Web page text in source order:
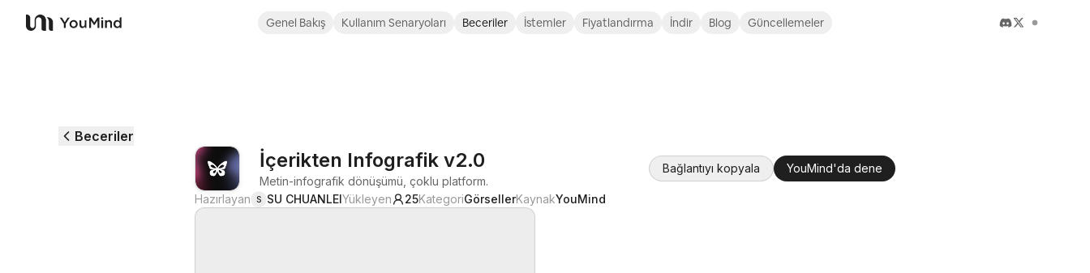
YouMind
Genel Bakış Kullanım Senaryoları Beceriler İstemler Fiyatlandırma İndir Blog Güncellemeler
Beceriler
İçerikten Infografik v2.0
Metin-infografik dönüşümü, çoklu platform.
Bağlantıyı kopyala YouMind'da dene
Hazırlayan S SU CHUANLEIYükleyen 25KategoriGörsellerKaynakYouMind